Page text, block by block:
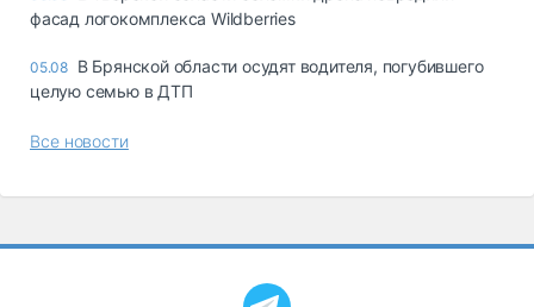
фасад логокомплекса Wildberries
05.08 В Брянской области осудят водителя, погубившего
целую семью в ДТП
Все новости